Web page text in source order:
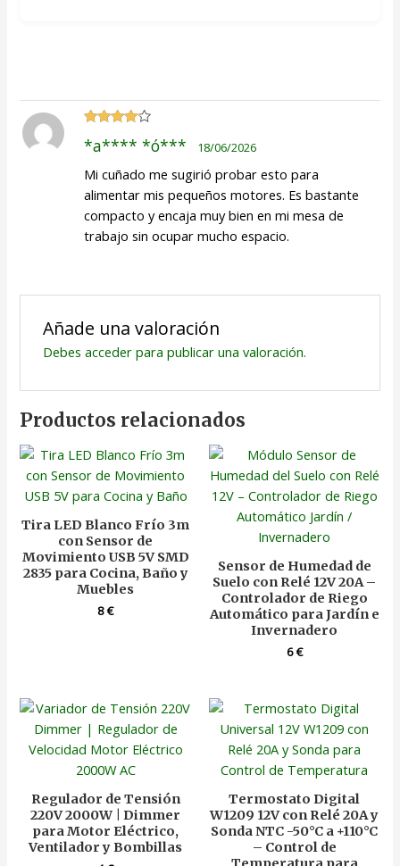
con4de
*a**** *ó*** 18/06/2026
Mi cuñado me sugirió probar esto para
alimentar mis pequeños motores. Es bastante
compacto y encaja muy bien en mi mesa de
trabajo sin ocupar mucho espacio.
Añade una valoración
Debes accederpara publicar una valoración.
Productos relacionados
Tira LED Blanco Frío 3m
con Sensor de
Movimiento USB 5V SMD
2835 para Cocina, Baño y
Muebles
8€
Sensor de Humedad de
Suelo con Relé 12V 20A –
Controlador de Riego
Automático para Jardín e
Invernadero
6€
Regulador de Tensión
220V 2000W | Dimmer
para Motor Eléctrico,
Ventilador y Bombillas
Termostato Digital
W1209 12V con Relé 20A y
Sonda NTC -50°C a +110°C
– Control de